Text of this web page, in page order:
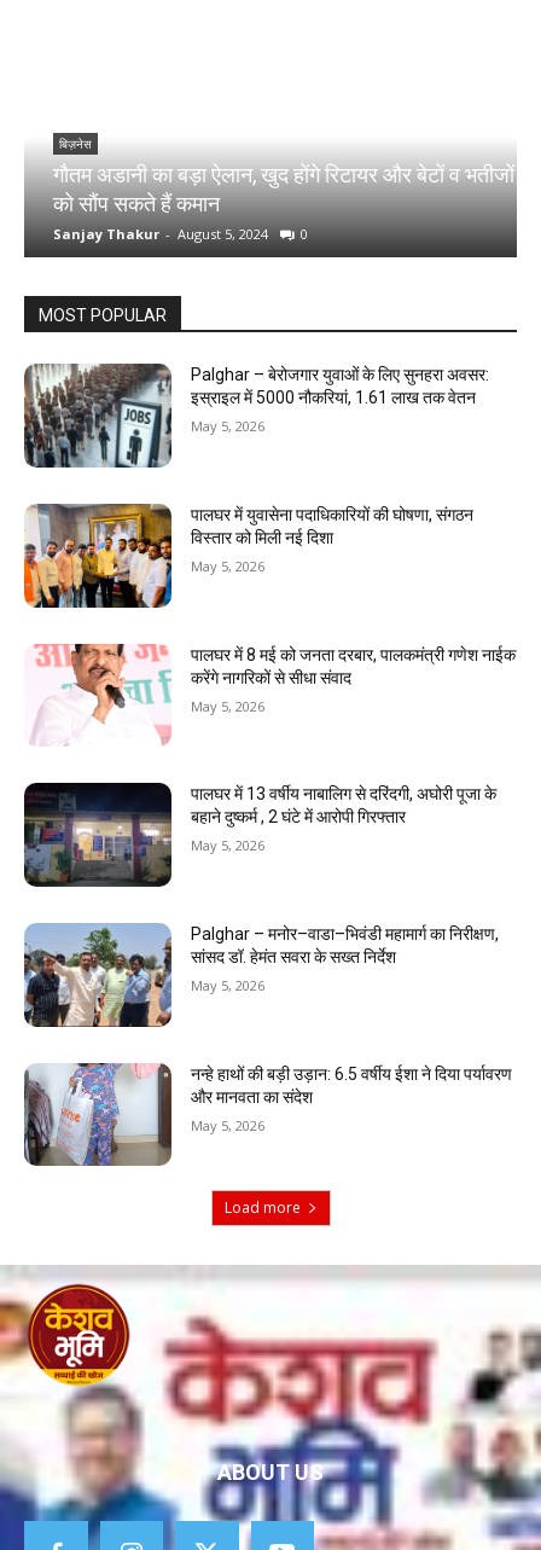
बिज़नेस
गौतम अडानी का बड़ा ऐलान, खुद होंगे रिटायर और बेटों व भतीजों
को सौंप सकते हैं कमान
Sanjay Thakur - August 5, 2024 0
MOST POPULAR
Palghar – बेरोजगार युवाओं के लिए सुनहरा अवसर:
इस्राइल में 5000 नौकरियां, ₹1.61 लाख तक वेतन
May 5, 2026
पालघर में युवासेना पदाधिकारियों की घोषणा, संगठन
विस्तार को मिली नई दिशा
May 5, 2026
पालघर में 8 मई को जनता दरबार, पालकमंत्री गणेश नाईक
करेंगे नागरिकों से सीधा संवाद
May 5, 2026
पालघर में 13 वर्षीय नाबालिग से दरिंदगी, अघोरी पूजा के
बहाने दुष्कर्म , 2 घंटे में आरोपी गिरफ्तार
May 5, 2026
Palghar – मनोर–वाडा–भिवंडी महामार्ग का निरीक्षण,
सांसद डॉ. हेमंत सवरा के सख्त निर्देश
May 5, 2026
नन्हे हाथों की बड़ी उड़ान: 6.5 वर्षीय ईशा ने दिया पर्यावरण
और मानवता का संदेश
May 5, 2026
Load more
ABOUT US